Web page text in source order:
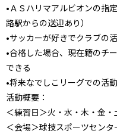
•ＡＳハリマアルビオンの指
路駅からの送迎あり）
•サッカーが好きでクラブの
•合格した場合、現在籍のチ
できる
•将来なでしこリーグでの活
活動概要：
＜練習日＞火・水・木・金・
＜会場＞球技スポーツセン